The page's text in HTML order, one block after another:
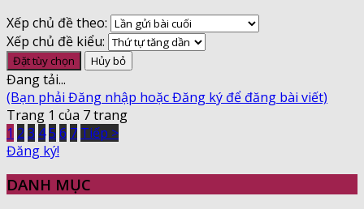
Xếp chủ đề theo:
Xếp chủ đề kiểu:
Đang tải...
(Bạn phải Đăng nhập hoặc Đăng ký để đăng bài viết)
Trang 1 của 7 trang
1 2 3 45 6 7 Tiếp >
Đăng ký!
DANH MỤC